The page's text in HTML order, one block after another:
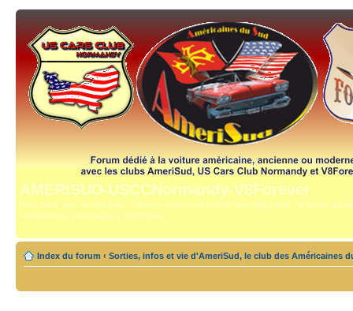
AMERISUD-USCCNormandy-V8Forever
Vous avez une "américaine" ? Bravo, vous avez trouvé "the right place", le forum qui
compétence, reportages et technique.
Index du forum ‹ Sorties, infos et vie d'AmeriSud, le club des Américaines